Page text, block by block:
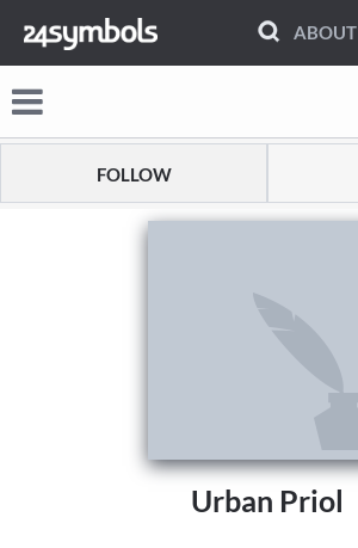
ABOUT
FOLLOW
Urban Priol